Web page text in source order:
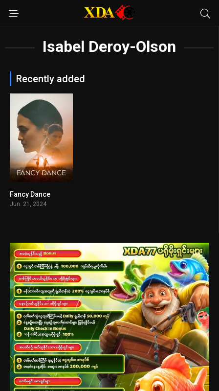
Isabel Deroy-Olson
Recently added
Fancy Dance
Jun. 21, 2024